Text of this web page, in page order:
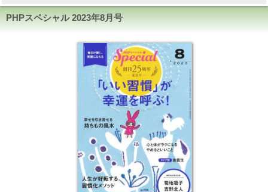
PHPスペシャル2023年8月号